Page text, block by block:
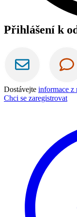
Přihlášení k
Dostávejte informace z
Chci se zaregistrovat